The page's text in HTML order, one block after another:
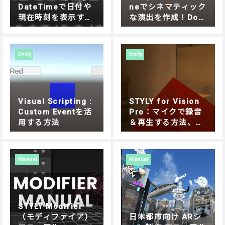
DateTimeで日付や
現在時刻を表示する
方法
neでシネマティック
な演出を作成！Doll
y Cartでオブジェク
法
Unity
Visual Scripting :
Custom Eventを活
用する方法
Unity
STYLY for Vision
Pro：マイクで録音
＆再生する方法、Un
ity Visual Scriptin
Manual
STYLY Modifier
（モディファイア）
Manual
日本都市向け ARシ